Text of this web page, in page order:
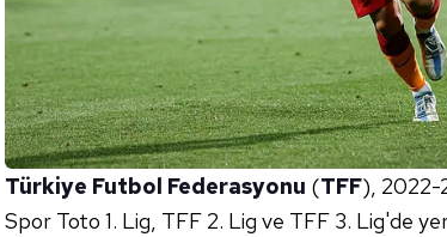
Türkiye Futbol Federasyonu (TFF), 2022-
Spor Toto 1. Lig, TFF 2. Lig ve TFF 3. Lig'de